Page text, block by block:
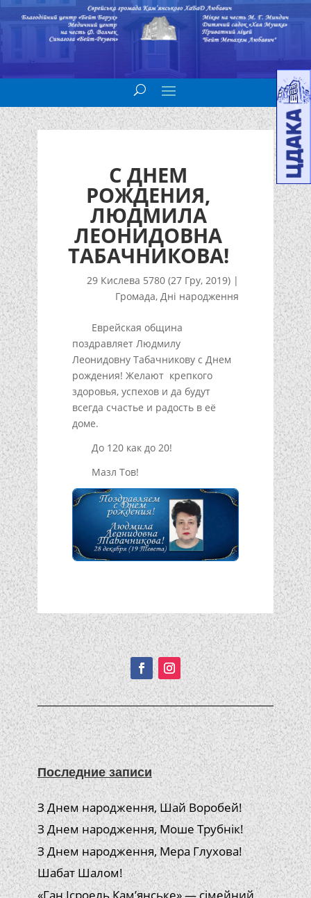
С ДНЕМ
РОЖДЕНИЯ,
ЛЮДМИЛА
ЛЕОНИДОВНА
ТАБАЧНИКОВА!
29 Кислева 5780 (27 Гру, 2019) |
Громада,Дні народження
Еврейская община
поздравляет Людмилу
Леонидовну Табачникову с Днем
рождения! Желают крепкого
здоровья, успехов и да будут
всегда счастье и радость в её
доме.
До 120 как до 20!
Мазл Тов!
Подписывайтесь!
Последние записи
З Днем народження, Шай Воробей!
З Днем народження, Моше Трубнік!
З Днем народження, Мера Глухова!
Шабат Шалом!
«Ган Ісроель Кам’янське» — сімейний